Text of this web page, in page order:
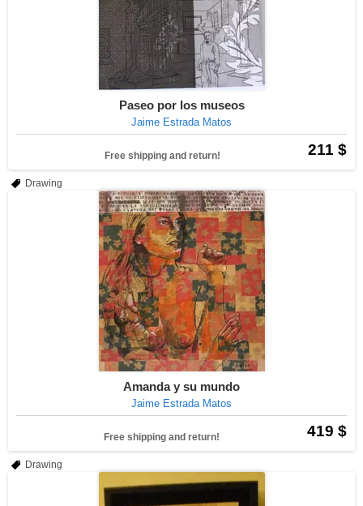
Paseo por los museos
Jaime Estrada Matos
211 $
Free shipping and return!
Drawing
Amanda y su mundo
Jaime Estrada Matos
419 $
Free shipping and return!
Drawing